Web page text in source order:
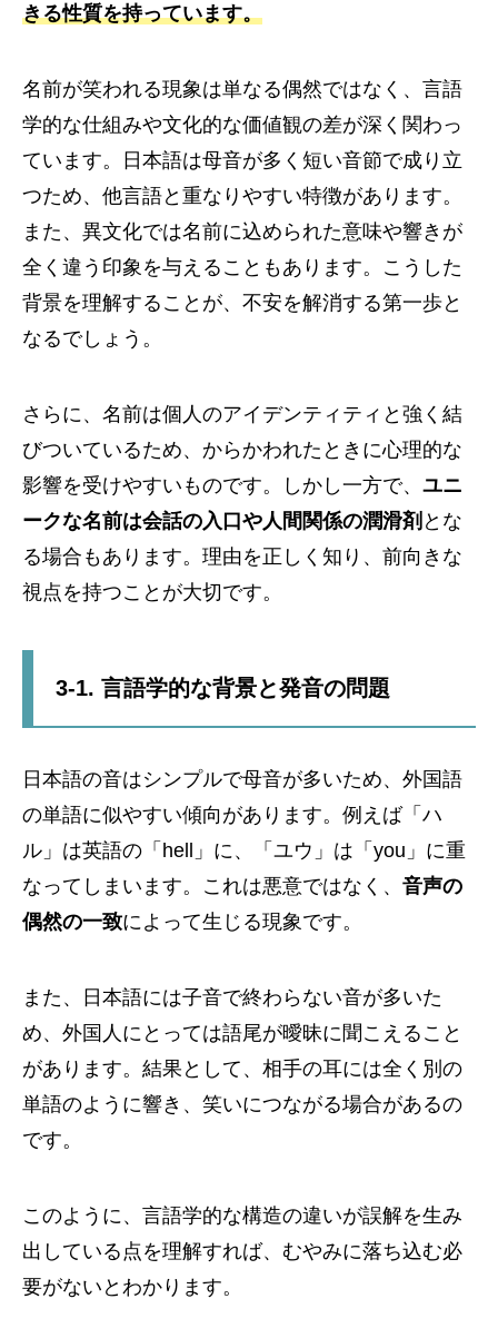
きる性質を持っています。
名前が笑われる現象は単なる偶然ではなく、言語
学的な仕組みや文化的な価値観の差が深く関わっ
ています。日本語は母音が多く短い音節で成り立
つため、他言語と重なりやすい特徴があります。
また、異文化では名前に込められた意味や響きが
全く違う印象を与えることもあります。こうした
背景を理解することが、不安を解消する第一歩と
なるでしょう。
さらに、名前は個人のアイデンティティと強く結
びついているため、からかわれたときに心理的な
影響を受けやすいものです。しかし一方で、 ユニ
ークな名前は会話の入口や人間関係の潤滑剤 とな
る場合もあります。理由を正しく知り、前向きな
視点を持つことが大切です。
3-1. 言語学的な背景と発音の問題
日本語の音はシンプルで母音が多いため、外国語
の単語に似やすい傾向があります。例えば「ハ
ル」は英語の「hell」に、「ユウ」は「you」に重
なってしまいます。これは悪意ではなく、 音声の
偶然の一致によって生じる現象です。
また、日本語には子音で終わらない音が多いた
め、外国人にとっては語尾が曖昧に聞こえること
があります。結果として、相手の耳には全く別の
単語のように響き、笑いにつながる場合があるの
です。
このように、言語学的な構造の違いが誤解を生み
出している点を理解すれば、むやみに落ち込む必
要がないとわかります。